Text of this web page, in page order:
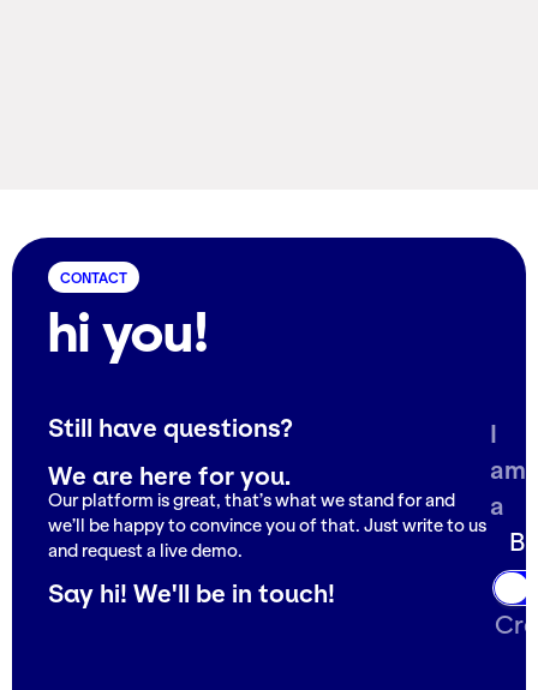
CONTACT
hi you!
Still have questions?
We are here for you.
Our platform is great, that’s what we stand for and
we’ll be happy to convince you of that. Just write to us
and request a live demo.
Say hi! We'll be in touch!
I
am
a